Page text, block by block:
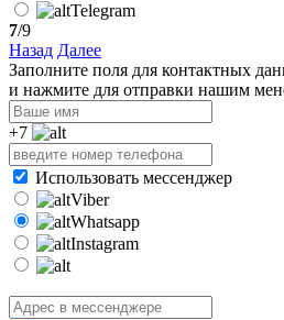
Telegram
7/9
Назад Далее
Заполните поля для контактных
и нажмите для отправки нашим
+7
Использовать мессенджер
Viber
Whatsapp
Instagram